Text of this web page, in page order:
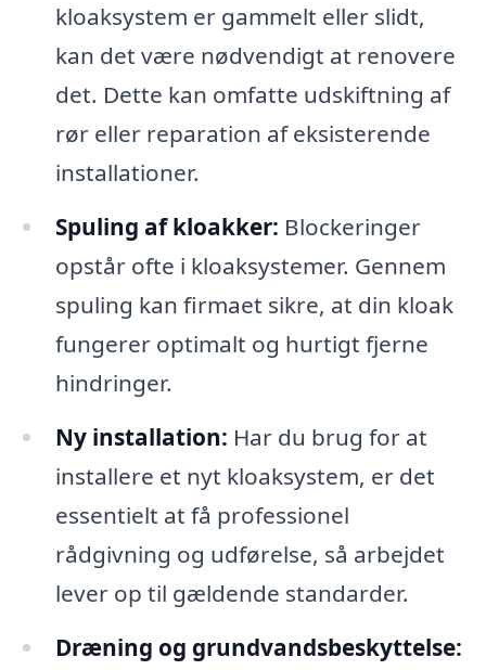
kloaksystem er gammelt eller slidt,
kan det være nødvendigt at renovere
det. Dette kan omfatte udskiftning af
rør eller reparation af eksisterende
installationer.
Spuling af kloakker: Blockeringer
opstår ofte i kloaksystemer. Gennem
spuling kan firmaet sikre, at din kloak
fungerer optimalt og hurtigt fjerne
hindringer.
Ny installation: Har du brug for at
installere et nyt kloaksystem, er det
essentielt at få professionel
rådgivning og udførelse, så arbejdet
lever op til gældende standarder.
Dræning og grundvandsbeskyttelse: